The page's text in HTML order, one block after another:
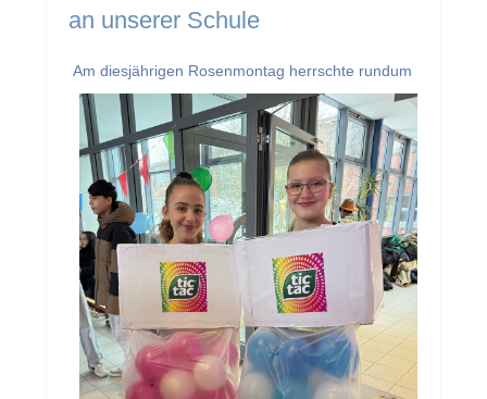
an unserer Schule
Am diesjährigen Rosenmontag herrschte rundum